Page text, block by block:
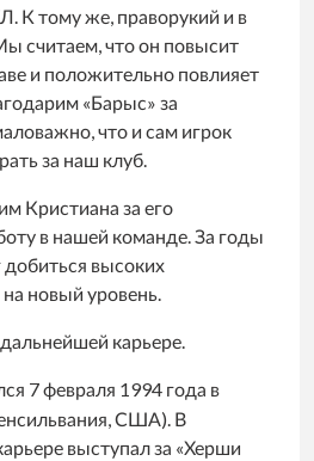
К тому же, праворукий и в
считаем, что он повысит
и положительно повлияет
«Барыс» за
что и сам игрок
за наш клуб.
Кристиана за его
в нашей команде. За годы
добиться высоких
новый уровень.
карьере.
7 февраля 1994 года в
США). В
выступал за «Херши